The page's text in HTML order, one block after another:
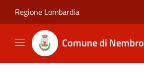
Regione Lombardia
Comune di Nembro